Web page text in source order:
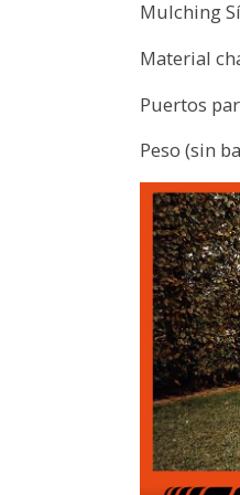
Mulching Sí
Material
Puertos
Peso (sin